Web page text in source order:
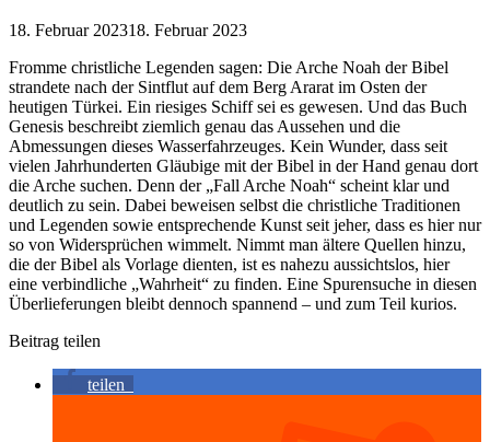
18. Februar 202318. Februar 2023
Fromme christliche Legenden sagen: Die Arche Noah der Bibel
strandete nach der Sintflut auf dem Berg Ararat im Osten der
heutigen Türkei. Ein riesiges Schiff sei es gewesen. Und das Buch
Genesis beschreibt ziemlich genau das Aussehen und die
Abmessungen dieses Wasserfahrzeuges. Kein Wunder, dass seit
vielen Jahrhunderten Gläubige mit der Bibel in der Hand genau dort
die Arche suchen. Denn der „Fall Arche Noah“ scheint klar und
deutlich zu sein. Dabei beweisen selbst die christliche Traditionen
und Legenden sowie entsprechende Kunst seit jeher, dass es hier nur
so von Widersprüchen wimmelt. Nimmt man ältere Quellen hinzu,
die der Bibel als Vorlage dienten, ist es nahezu aussichtslos, hier
eine verbindliche „Wahrheit“ zu finden. Eine Spurensuche in diesen
Überlieferungen bleibt dennoch spannend – und zum Teil kurios.
Beitrag teilen
teilen